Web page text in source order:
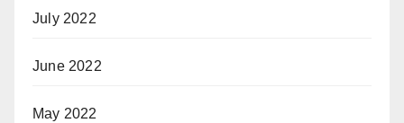
July 2022
June 2022
May 2022